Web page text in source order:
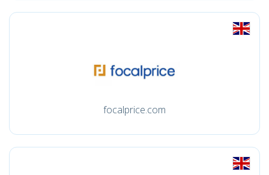
focalprice.com